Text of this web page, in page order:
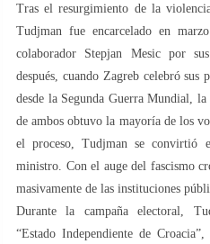
Tras el resurgimiento de la
Tudjman fue encarcelado en
colaborador Stepjan Mesic por
después, cuando Zagreb celebró sus
desde la Segunda Guerra Mundial,
de ambos obtuvo la mayoría de los
el proceso, Tudjman se convirtió
ministro. Con el auge del fascismo
masivamente de las instituciones
Durante la campaña electoral,
“Estado Independiente de